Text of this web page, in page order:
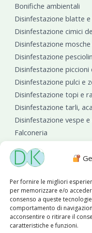
Per fornire le migliori
per memorizzare e/o
consenso a queste
comportamento di
acconsentire o ritirare il
caratteristiche e funzioni.
Bonifiche ambientali
Disinfestazione blatte
Disinfestazione cimici
Disinfestazione
Disinfestazione
Disinfestazione
Disinfestazione pulci e
Disinfestazione topi e
Disinfestazione tarli,
Disinfestazione vespe
Falconeria